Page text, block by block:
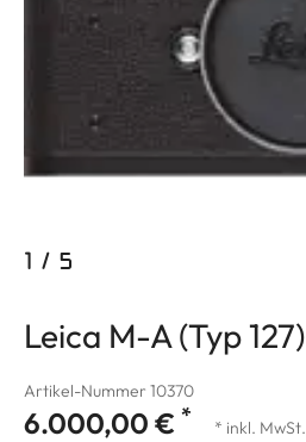
1 / 5
Leica M-A (Typ 127)
Artikel-Nummer 10370
6.000,00 € * * inkl. MwSt.